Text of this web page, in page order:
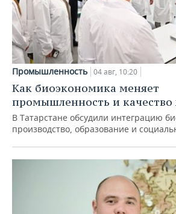
Промышленность 04 авг, 10:20
Как биоэкономика меняет
промышленность и
В Татарстане обсудили интеграцию
производство, образование и